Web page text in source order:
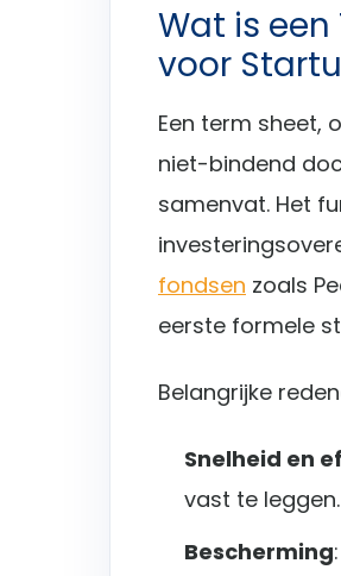
Wat is
voor
Een term sheet,
niet-bindend
samenvat. Het
fondsen zoals
eerste formele
Belangrijke
Snelheid en
vast te leggen.
Bescherming